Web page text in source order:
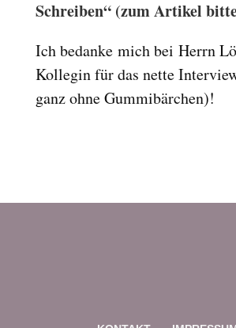
Schreiben“ (zum Artikel
Ich bedanke mich bei Herrn
Kollegin für das nette
ganz ohne Gummibärchen)!
all